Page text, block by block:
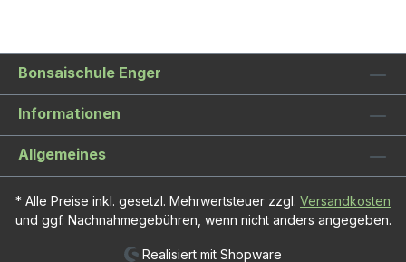
Bonsaischule Enger
Informationen
Allgemeines
* Alle Preise inkl. gesetzl. Mehrwertsteuer zzgl. Versandkosten
und ggf. Nachnahmegebühren, wenn nicht anders angegeben.
Realisiert mit Shopware